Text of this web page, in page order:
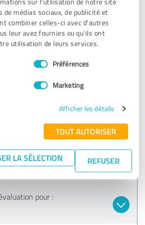
de médias sociaux, de publicité et
combiner celles-ci avec d'autres
leur avez fournies ou qu'ils ont
utilisation de leurs services.
Préférences
Marketing
Afficher les détails
TOUT AUTORISER
LA SÉLECTION REFUSER
pour :
Recommandation
très bon produit, vivement
pour :